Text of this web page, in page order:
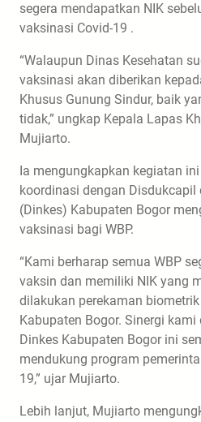
segera mendapatkan NIK
vaksinasi Covid-19 .
“Walaupun Dinas Kesehatan
vaksinasi akan diberikan
Khusus Gunung Sindur, baik
tidak,” ungkap Kepala Lapas
Mujiarto.
Ia mengungkapkan kegiatan
koordinasi dengan Disdukcapil
(Dinkes) Kabupaten Bogor
vaksinasi bagi WBP.
“Kami berharap semua WBP
vaksin dan memiliki NIK yang
dilakukan perekaman
Kabupaten Bogor. Sinergi
Dinkes Kabupaten Bogor ini
mendukung program
19,” ujar Mujiarto.
Lebih lanjut, Mujiarto